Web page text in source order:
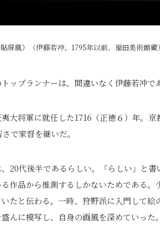
貼屏風》（伊藤若冲、1795年以前、福田美術館蔵
ップランナーは、間違いなく伊藤若冲で
大将軍に就任した1716（正徳６）年。
で家督を継いだ。
20代後半であるらしい。「らしい」と
作品から推測するしかないためである
たと伝わる。一時、狩野派に入門して
んに模写し、自身の画風を深めていっ